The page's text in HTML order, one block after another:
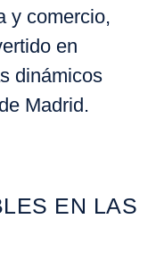
y comercio,
en
dinámicos
Madrid.
EN LAS